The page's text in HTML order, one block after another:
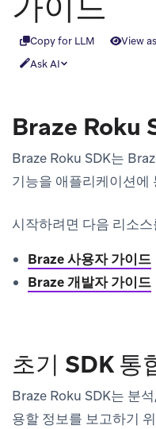
Copy for LLM View
Ask AI
Braze Roku
Braze Roku SDK는
기능을 애플리케이션에
시작하려면 다음 리소
Braze 사용자 가이드
Braze 개발자 가이드
초기 SDK 통
Braze Roku SDK는 분
용할 정보를 보고하기